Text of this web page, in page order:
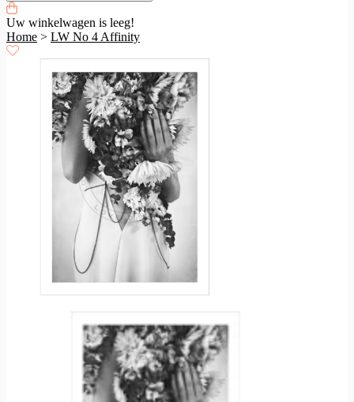
Uw winkelwagen is leeg!
Home > LW No 4 Affinity